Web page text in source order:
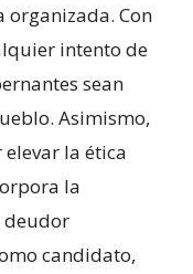
organizada. Con
intento de
sean
Asimismo,
la ética
la
candidato,